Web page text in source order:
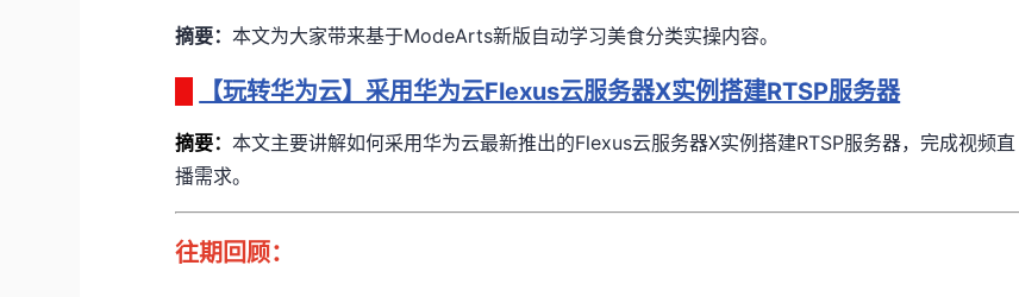
摘要：本文为大家带来基于ModeArts新版自动学习美食分类实操内容。
【玩转华为云】采用华为云Flexus云服务器X实例搭建RTSP服务器
摘要：本文主要讲解如何采用华为云最新推出的Flexus云服务器X实例搭建RTSP服务器，完成视频直
播需求。
往期回顾：